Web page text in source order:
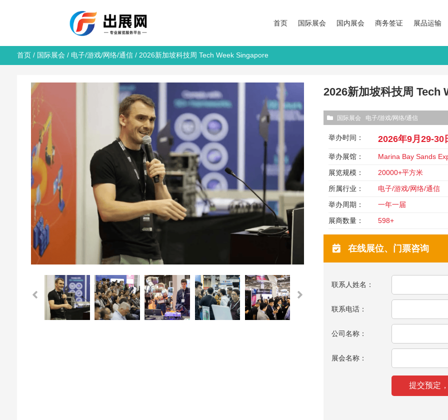
首页 国际展会 国内展会 商务签证 展品运输
首页/ 国际展会 / 电子/游戏/网络/通信/ 2026新加坡科技周 Tech Week Singapore
2026新加坡科技周 Tech
国际展会 电子/游戏/网络/通信
举办时间： 2026年9月29-30
举办展馆：
Marina Bay Sands
展览规模：
20000+平方米
所属行业：
电子/游戏/网络/通信
举办周期：
一年一届
展商数量：
598+
在线展位、门票咨询
联系人姓名：
联系电话：
公司名称：
展会名称：